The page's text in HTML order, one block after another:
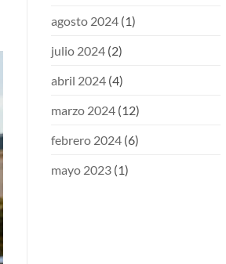
agosto 2024(1)
julio 2024(2)
abril 2024(4)
marzo 2024(12)
febrero 2024(6)
mayo 2023(1)